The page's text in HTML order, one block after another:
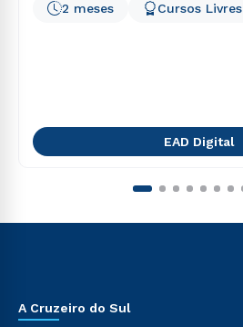
2 meses Cursos Livres
EAD Digital
A Cruzeiro do Sul